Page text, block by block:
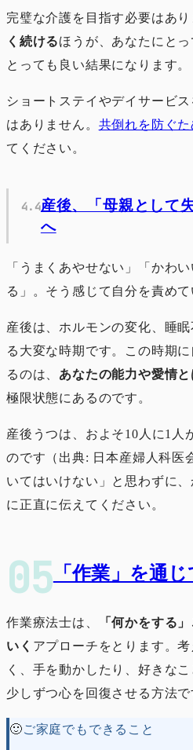
完璧な介護を目指す必要はあ
く続けるほうが、あなたにと
とっても良い結果になります。
ショートステイやデイサービ
はありません。 共倒れを防ぐ
てください。
産後、「母親として
へ
「うまくあやせない」「かわ
る」。そう感じて自分を責めて
産後は、ホルモンの変化、睡
る大変な時期です。この時期
るのは、 あなたの能力や愛情
極限状態にあるのです。
産後うつは、およそ10人に1人
のです（出典: 日本産婦人科医
いてはいけない」と思わずに
に正直に伝えてください。
「作業」を通
作業療法士は、
「何かをする
いく アプローチをとります。
く、手を動かしたり、好きな
少しずつ心を回復させる方法で
🙂ご家庭でもできること